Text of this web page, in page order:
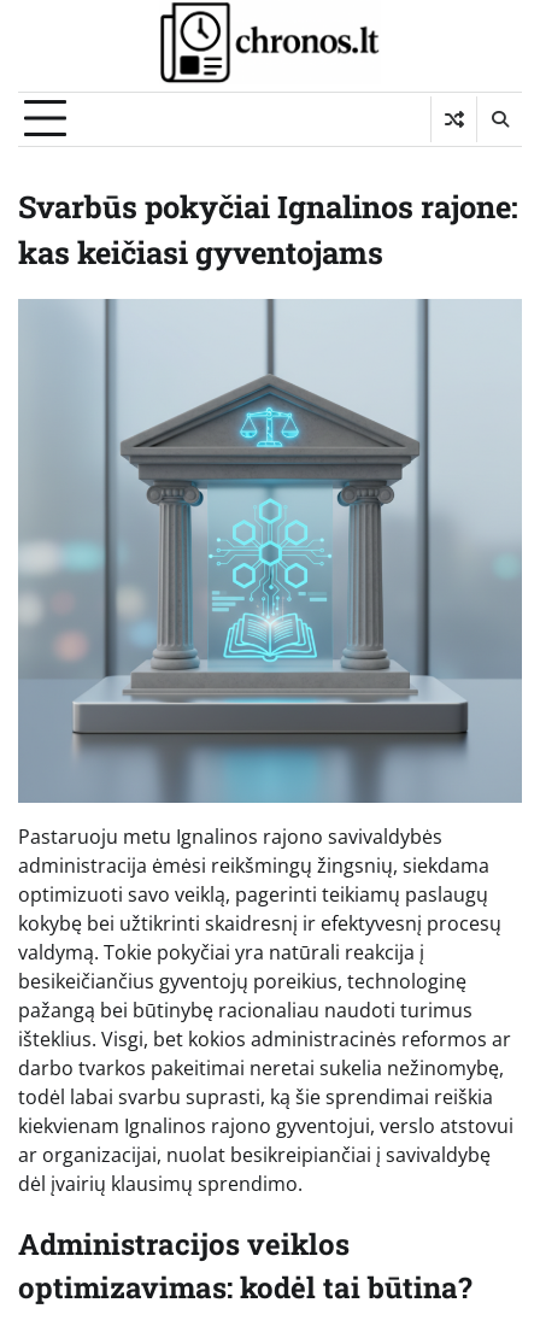
Svarbūs pokyčiai Ignalinos rajone:
kas keičiasi gyventojams
Pastaruoju metu Ignalinos rajono savivaldybės
administracija ėmėsi reikšmingų žingsnių, siekdama
optimizuoti savo veiklą, pagerinti teikiamų paslaugų
kokybę bei užtikrinti skaidresnį ir efektyvesnį procesų
valdymą. Tokie pokyčiai yra natūrali reakcija į
besikeičiančius gyventojų poreikius, technologinę
pažangą bei būtinybę racionaliau naudoti turimus
išteklius. Visgi, bet kokios administracinės reformos ar
darbo tvarkos pakeitimai neretai sukelia nežinomybę,
todėl labai svarbu suprasti, ką šie sprendimai reiškia
kiekvienam Ignalinos rajono gyventojui, verslo atstovui
ar organizacijai, nuolat besikreipiančiai į savivaldybę
dėl įvairių klausimų sprendimo.
Administracijos veiklos
optimizavimas: kodėl tai būtina?